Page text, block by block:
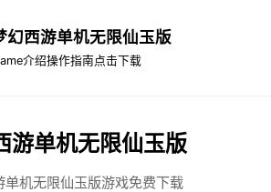
幻西游单机无限仙玉版
介绍操作指南点击下载
游单机无限仙玉版
单机无限仙玉版游戏免费下载